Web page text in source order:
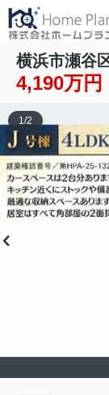
横浜市瀬谷
4,190万円
1/2